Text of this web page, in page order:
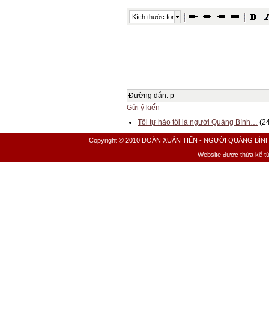
Kích thước font
Đường dẫn: p
Gửi ý kiến
Tôi tự hào tôi là người Quảng Bình…
Copyright © 2010 ĐOÀN XUÂN TIẾN - NGƯỜI QUẢNG
Website được thừa kế